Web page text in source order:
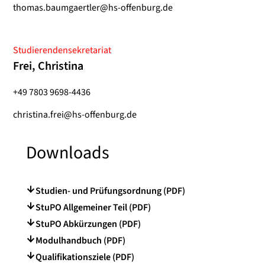
thomas.baumgaertler@hs-offenburg.de
Studierendensekretariat
Frei, Christina
+49 7803 9698-4436
christina.frei@hs-offenburg.de
Downloads
Studien- und Prüfungsordnung (PDF)
StuPO Allgemeiner Teil (PDF)
StuPO Abkürzungen (PDF)
Modulhandbuch (PDF)
Qualifikationsziele (PDF)